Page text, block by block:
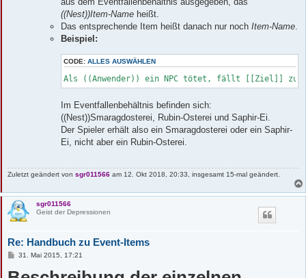
((Nest))Item-Name heißt.
Das entsprechende Item heißt danach nur noch Item-Name.
Beispiel:
CODE: ALLES AUSWÄHLEN
Als ((Anwender)) ein NPC tötet, fällt [[Ziel]] zu
Im Eventfallenbehältnis befinden sich:
((Nest))Smaragdosterei, Rubin-Osterei und Saphir-Ei.
Der Spieler erhält also ein Smaragdosterei oder ein Saphir-
Ei, nicht aber ein Rubin-Osterei.
Zuletzt geändert von sgr011566 am 12. Okt 2018, 20:33, insgesamt 15-mal geändert.
sgr011566
Geist der Depressionen
Re: Handbuch zu Event-Items
B
i
31. Mai 2015, 17:21